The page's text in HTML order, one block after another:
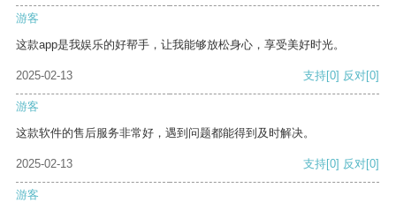
游客
这款app是我娱乐的好帮手，让我能够放松身心，享受美好时光。
2025-02-13 支持[0] 反对[0]
游客
这款软件的售后服务非常好，遇到问题都能得到及时解决。
2025-02-13 支持[0] 反对[0]
游客